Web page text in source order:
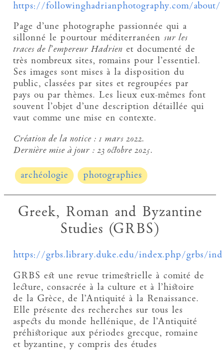
https://followinghadrianphotography.com/about/
Page d’une photographe passionnée qui a
sillonné le pourtour méditerranéensur les
traces de l’empereur Hadrien et documenté de
très nombreux sites, romains pour l’essentiel.
Ses images sont mises à la disposition du
public, classées par sites et regroupées par
pays ou par thèmes. Les lieux eux-mêmes font
souvent l’objet d’une description détaillée qui
vaut comme une mise en contexte.
Création de la notice :1 mars 2022.
Dernière mise à jour :23 octobre 2025.
archéologie photographies
Greek, Roman and Byzantine
Studies (GRBS)
https://grbs.library.duke.edu/index.php/grbs/
GRBS est une revue trimestrielle à comité de
lecture, consacrée à la culture et à l’histoire
de la Grèce, de l’Antiquité à la Renaissance.
Elle présente des recherches sur tous les
aspects du monde hellénique, de l’Antiquité
préhistorique aux périodes grecque, romaine
et byzantine, y compris des études